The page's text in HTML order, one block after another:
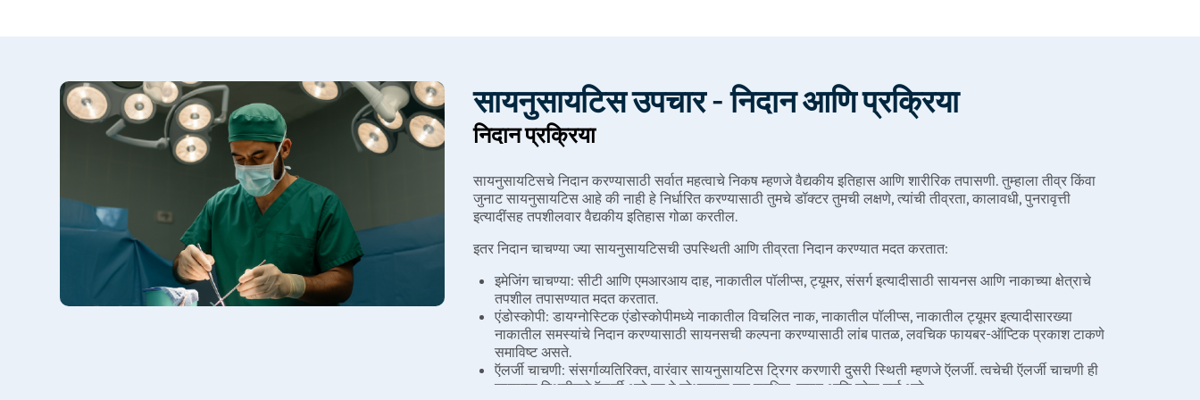
सायनुसायटिस उपचार - निदान आणि प्रक्रिया
निदान प्रक्रिया
सायनुसायटिसचे निदान करण्यासाठी सर्वात महत्वाचे निकष म्हणजे वैद्यकीय इतिहास आणि शारीरिक तपासणी. तुम्हाला तीव्र किंवा
जुनाट सायनुसायटिस आहे की नाही हे निर्धारित करण्यासाठी तुमचे डॉक्टर तुमची लक्षणे, त्यांची तीव्रता, कालावधी, पुनरावृत्ती
इत्यादींसह तपशीलवार वैद्यकीय इतिहास गोळा करतील.
इतर निदान चाचण्या ज्या सायनुसायटिसची उपस्थिती आणि तीव्रता निदान करण्यात मदत करतात:
इमेजिंग चाचण्या: सीटी आणि एमआरआय दाह, नाकातील पॉलीप्स, ट्यूमर, संसर्ग इत्यादीसाठी सायनस आणि नाकाच्या क्षेत्राचे
तपशील तपासण्यात मदत करतात.
एंडोस्कोपी: डायग्नोस्टिक एंडोस्कोपीमध्ये नाकातील विचलित नाक, नाकातील पॉलीप्स, नाकातील ट्यूमर इत्यादीसारख्या
नाकातील समस्यांचे निदान करण्यासाठी सायनसची कल्पना करण्यासाठी लांब पातळ, लवचिक फायबर-ऑप्टिक प्रकाश टाकणे
समाविष्ट असते.
ऍलर्जी चाचणी: संसर्गाव्यतिरिक्त, वारंवार सायनुसायटिस ट्रिगर करणारी दुसरी स्थिती म्हणजे ऍलर्जी. त्वचेची ऍलर्जी चाचणी ही
रुग्णाच्या स्थितीमागे ऍलर्जी आहे का हे शोधण्याचा एक सुरक्षित, जलद आणि सोपा मार्ग आहे.